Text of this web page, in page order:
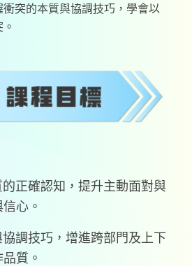
突的本質與協調技巧，學會以
正確認知，提升主動面對與
心。
調技巧，增進跨部門及上下
質。